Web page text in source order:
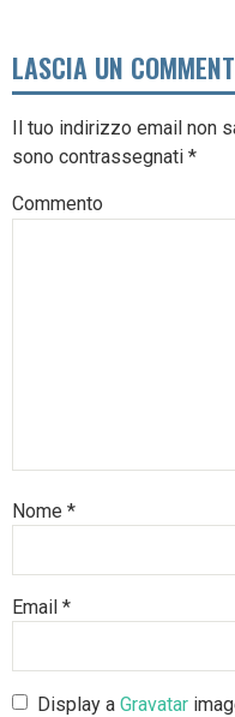
LASCIA UN
Il tuo indirizzo email non
sono contrassegnati *
Commento
Nome *
Email *
Display aGravatar